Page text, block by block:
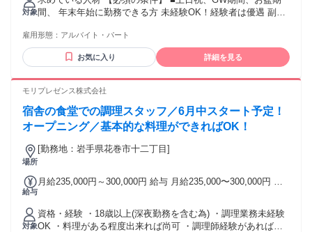
ービス ・企画営業職 ・フロアスタッフ ・イベントスタッフ
（※もちろん必須ではありません！）
対象間、 年末年始に勤務できる方 未経験OK！経験者は優遇 副
中心で働きたい方 ✿落ち着いた環境で働きたい方 ✿副業やW
ワークで働きたい方 ✿人と接することがお好きな方 ✿公務員
OBや警備経験がある方 ✿年齢問わず無理なく働きたい方
問 経験者優遇 学歴不問 フリーター歓迎 第二新卒歓迎（既卒
転勤なし 研修充実 副業・WワークOK 家庭優先OK 扶養内調
整OK 夜勤 今回募集するお仕事では、 【ホテルフロント】
備】【守衛】【公務員】【警官】 【カスタマーサポート】
バイト・パート 契約社員・派遣社員として 働いていた先輩た
ちも活躍中です！
雇用形態： アルバイト・パート
お気に入り 詳細を見る
モリプレゼンス株式会社
宿舎の食堂での調理スタッフ／6月中スタート予定！
オープニング／基本的な料理ができればOK！
場所
[勤務地：岩手県花巻市十二丁目]
給与
月給235,000円～300,000円 給与 月給235,000〜300,000円 固
間数及び内容の変更の場合あり ※超過分別途支給 有資格者は
別途手当あり
対象
資格・経験 ・18歳以上(深夜勤務を含む為) ・調理業務未経験
OK ・料理がある程度出来れば尚可 ・調理師経験があれば尚